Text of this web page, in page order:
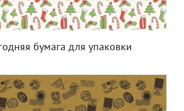
бумага для упаковки